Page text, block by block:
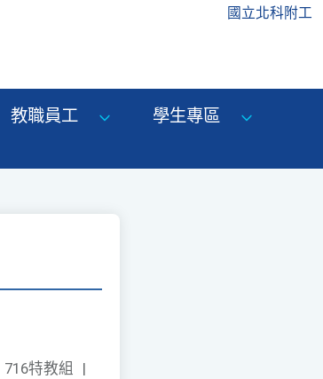
國立北科附工
教職員工
學生專區
716特教組 |